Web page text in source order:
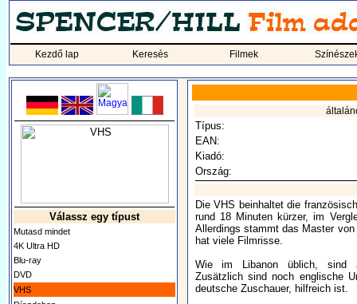
Kezdő lap Keresés Filmek
Válassz egy típust
Mutasd mindet
4K Ultra HD
Blu-ray
DVD
VHS
Típus:
EAN:
Kiadó:
Ország:
Die VHS beinhaltet die
rund 18 Minuten kürzer, im
Allerdings stammt das Master
hat viele Filmrisse.
Wie im Libanon üblich, sind
Zusätzlich sind noch englische
deutsche Zuschauer, hilfreich ist.